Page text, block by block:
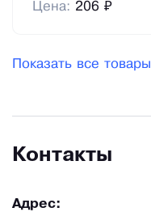
Цена: 206 ₽
Показать все товары
Контакты
Адрес: